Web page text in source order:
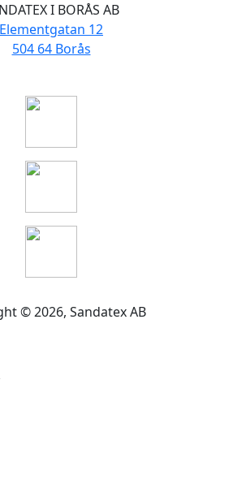
I BORÅS AB
Elementgatan 12
504 64 Borås
©2026, Sandatex AB